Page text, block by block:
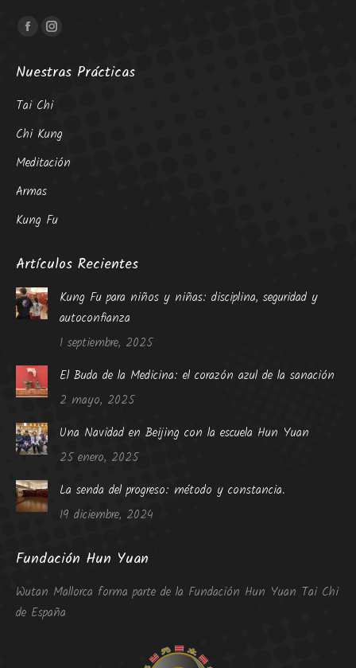
Encuéntranos en:
Facebook
opens
in
window
Instagram
opens
in
window
Nuestras Prácticas
Tai Chi
Chi Kung
Meditación
Armas
Kung Fu
Artículos Recientes
Kung Fu para niños y niñas: disciplina, seguridad y
autoconfianza
1 septiembre, 2025
El Buda de la Medicina: el corazón azul de la sanación
2 mayo, 2025
Una Navidad en Beijing con la escuela Hun Yuan
25 enero, 2025
La senda del progreso: método y constancia.
19 diciembre, 2024
Fundación Hun Yuan
Wutan Mallorca forma parte de la Fundación Hun Yuan Tai Chi
de España